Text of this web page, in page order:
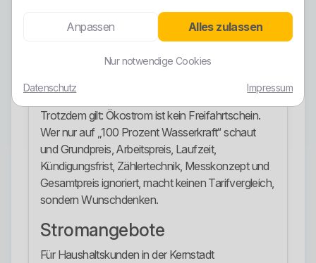
Auch an den Ladesäulen der Stadtwerke
Hammelburg wird Naturstrom aus 100 Prozent
regenerativer Wasserkraft genannt. Das passt zur
ökologischen Positionierung und ist für E-
Mobilitätskunden relevant.
Trotzdem gilt: Ökostrom ist kein Freifahrtschein.
Wer nur auf „100 Prozent Wasserkraft“ schaut
und Grundpreis, Arbeitspreis, Laufzeit,
Kündigungsfrist, Zählertechnik, Messkonzept und
Gesamtpreis ignoriert, macht keinen Tarifvergleich,
sondern Wunschdenken.
Stromangebote
Für Haushaltskunden in der Kernstadt
Anpassen Alles zulassen
Nur notwendige Cookies
Datenschutz Impressum